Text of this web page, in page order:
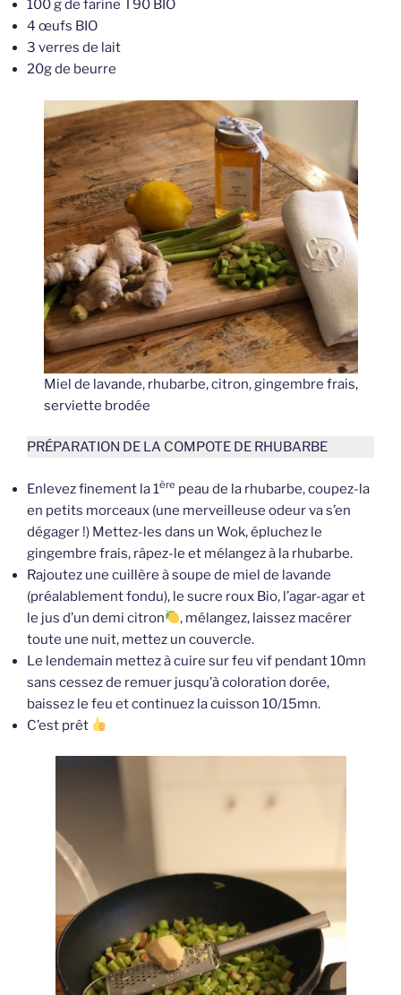
100 g de farine T90 BIO
4 œufs BIO
3 verres de lait
20g de beurre
Miel de lavande, rhubarbe, citron, gingembre frais,
serviette brodée
PRÉPARATION DE LA COMPOTE DE RHUBARBE
Enlevez finement la 1ère peau de la rhubarbe, coupez-la
en petits morceaux (une merveilleuse odeur va s’en
dégager !) Mettez-les dans un Wok, épluchez le
gingembre frais, râpez-le et mélangez à la rhubarbe.
Rajoutez une cuillère à soupe de miel de lavande
(préalablement fondu), le sucre roux Bio, l’agar-agar et
le jus d’un demi citron
, mélangez, laissez macérer
toute une nuit, mettez un couvercle.
Le lendemain mettez à cuire sur feu vif pendant 10mn
sans cessez de remuer jusqu’à coloration dorée,
baissez le feu et continuez la cuisson 10/15mn.
C’est prêt